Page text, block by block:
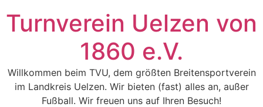
Turnverein Uelzen von
1860 e.V.
Willkommen beim TVU, dem größten Breitensportverein
im Landkreis Uelzen. Wir bieten (fast) alles an, außer
Fußball. Wir freuen uns auf Ihren Besuch!